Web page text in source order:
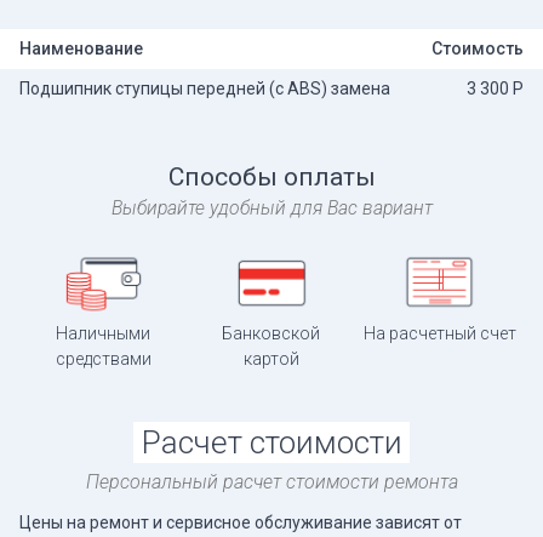
Наименование Стоимость
Подшипник ступицы передней (с ABS) замена 3 300 Р
Способы оплаты
Выбирайте удобный для Вас вариант
Наличными
средствами
Банковской
картой
На расчетный счет
Расчет стоимости
Персональный расчет стоимости ремонта
Цены на ремонт и сервисное обслуживание зависят от